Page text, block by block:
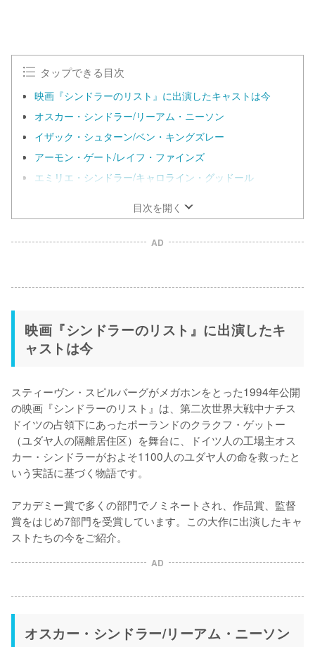
タップできる目次
映画『シンドラーのリスト』に出演したキャストは今
オスカー・シンドラー/リーアム・ニーソン
イザック・シュターン/ベン・キングズレー
アーモン・ゲート/レイフ・ファインズ
エミリエ・シンドラー/キャロライン・グッドール
目次を開く
AD
映画『シンドラーのリスト』に出演したキ
ャストは今
スティーヴン・スピルバーグがメガホンをとった1994年公開
の映画『シンドラーのリスト』は、第二次世界大戦中ナチス
ドイツの占領下にあったポーランドのクラクフ・ゲットー
（ユダヤ人の隔離居住区）を舞台に、ドイツ人の工場主オス
カー・シンドラーがおよそ1100人のユダヤ人の命を救ったと
いう実話に基づく物語です。
アカデミー賞で多くの部門でノミネートされ、作品賞、監督
賞をはじめ7部門を受賞しています。この大作に出演したキャ
ストたちの今をご紹介。
AD
オスカー・シンドラー/リーアム・ニーソン